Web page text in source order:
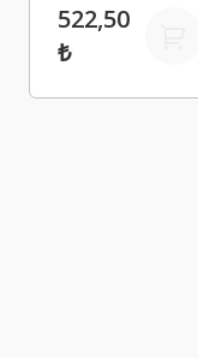
8200225839
522,50
₺